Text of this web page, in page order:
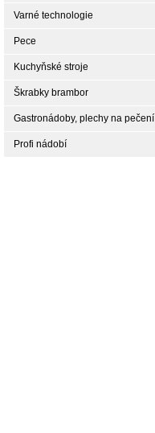
Varné technologie
Pece
Kuchyňské stroje
Škrabky brambor
Gastronádoby, plechy na pečení
Profi nádobí